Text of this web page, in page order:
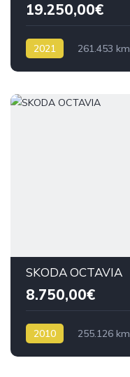
19.250,00€
2021 261.453 km
SKODA OCTAVIA
8.750,00€
2010 255.126 km